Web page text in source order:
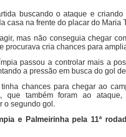
buscando o ataque e
casa na frente do placar do Maria
mas não conseguia chegar
procurava cria chances para
passou a controlar mais a
a pressão em busca do gol
chances para chegar ao
que também foram ao
o segundo gol.
e Palmeirinha pela 11ª